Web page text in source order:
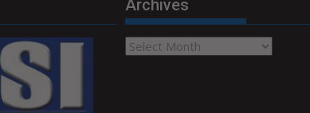
Archives
Archives